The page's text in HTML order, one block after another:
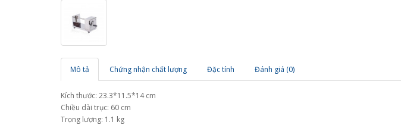
Mô tả Chứng nhận chất lượng Đặc tính Đánh giá (0)
Kích thước: 23.3*11.5*14 cm
Chiều dài trục: 60 cm
Trọng lượng: 1.1 kg